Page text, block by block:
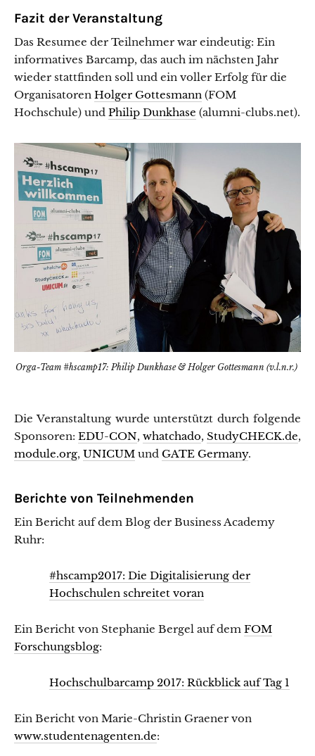
Fazit der Veranstaltung
Das Resumee der Teilnehmer war eindeutig: Ein
informatives Barcamp, das auch im nächsten Jahr
wieder stattfinden soll und ein voller Erfolg für die
Organisatoren Holger Gottesmann (FOM
Hochschule) und Philip Dunkhase (alumni-clubs.net).
Orga-Team #hscamp17: Philip Dunkhase & Holger Gottesmann (v.l.n.r.)
Die Veranstaltung wurde unterstützt durch folgende
Sponsoren: EDU-CON, whatchado, StudyCHECK.de,
module.org, UNICUM und GATE Germany.
Berichte von Teilnehmenden
Ein Bericht auf dem Blog der Business Academy
Ruhr:
#hscamp2017: Die Digitalisierung der
Hochschulen schreitet voran
Ein Bericht von Stephanie Bergel auf dem FOM
Forschungsblog:
Hochschulbarcamp 2017: Rückblick auf Tag 1
Ein Bericht von Marie-Christin Graener von
www.studentenagenten.de: